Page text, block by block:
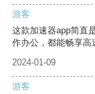
游客
这款加速器app简直
作办公，都能畅享高
2024-01-09
游客